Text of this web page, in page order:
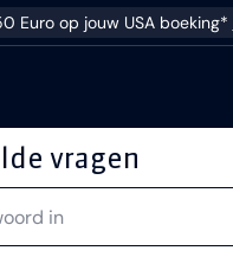
Euro op jouw USA boeking*
vragen